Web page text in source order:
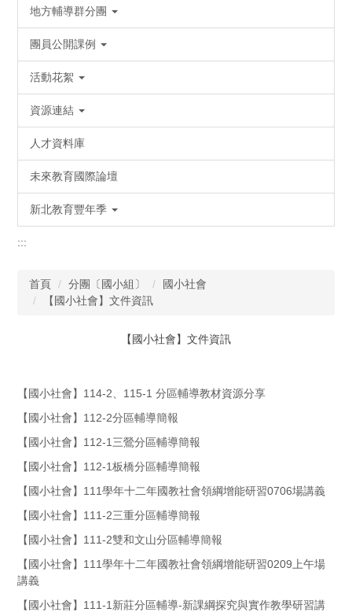
地方輔導群分團
團員公開課例
活動花絮
資源連結
人才資料庫
未來教育國際論壇
新北教育豐年季
:::
首頁 分團〔國小組〕
國小社會
【國小社會】文件資訊
【國小社會】文件資訊
【國小社會】114-2、115-1 分區輔導教材資源分享
【國小社會】112-2分區輔導簡報
【國小社會】112-1三鶯分區輔導簡報
【國小社會】112-1板橋分區輔導簡報
【國小社會】111學年十二年國教社會領綱增能研習0706場講義
【國小社會】111-2三重分區輔導簡報
【國小社會】111-2雙和文山分區輔導簡報
【國小社會】111學年十二年國教社會領綱增能研習0209上午場
講義
【國小社會】111-1新莊分區輔導-新課綱探究與實作教學研習講